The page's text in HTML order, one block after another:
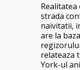
Realitatea
strada
naivitatii,
are la
relateaza
York-ul